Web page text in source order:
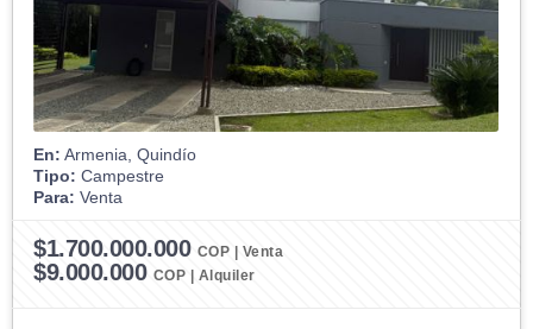
En: Armenia, Quindío
Tipo: Campestre
Para: Venta
$1.700.000.000 COP | Venta
$9.000.000 COP | Alquiler